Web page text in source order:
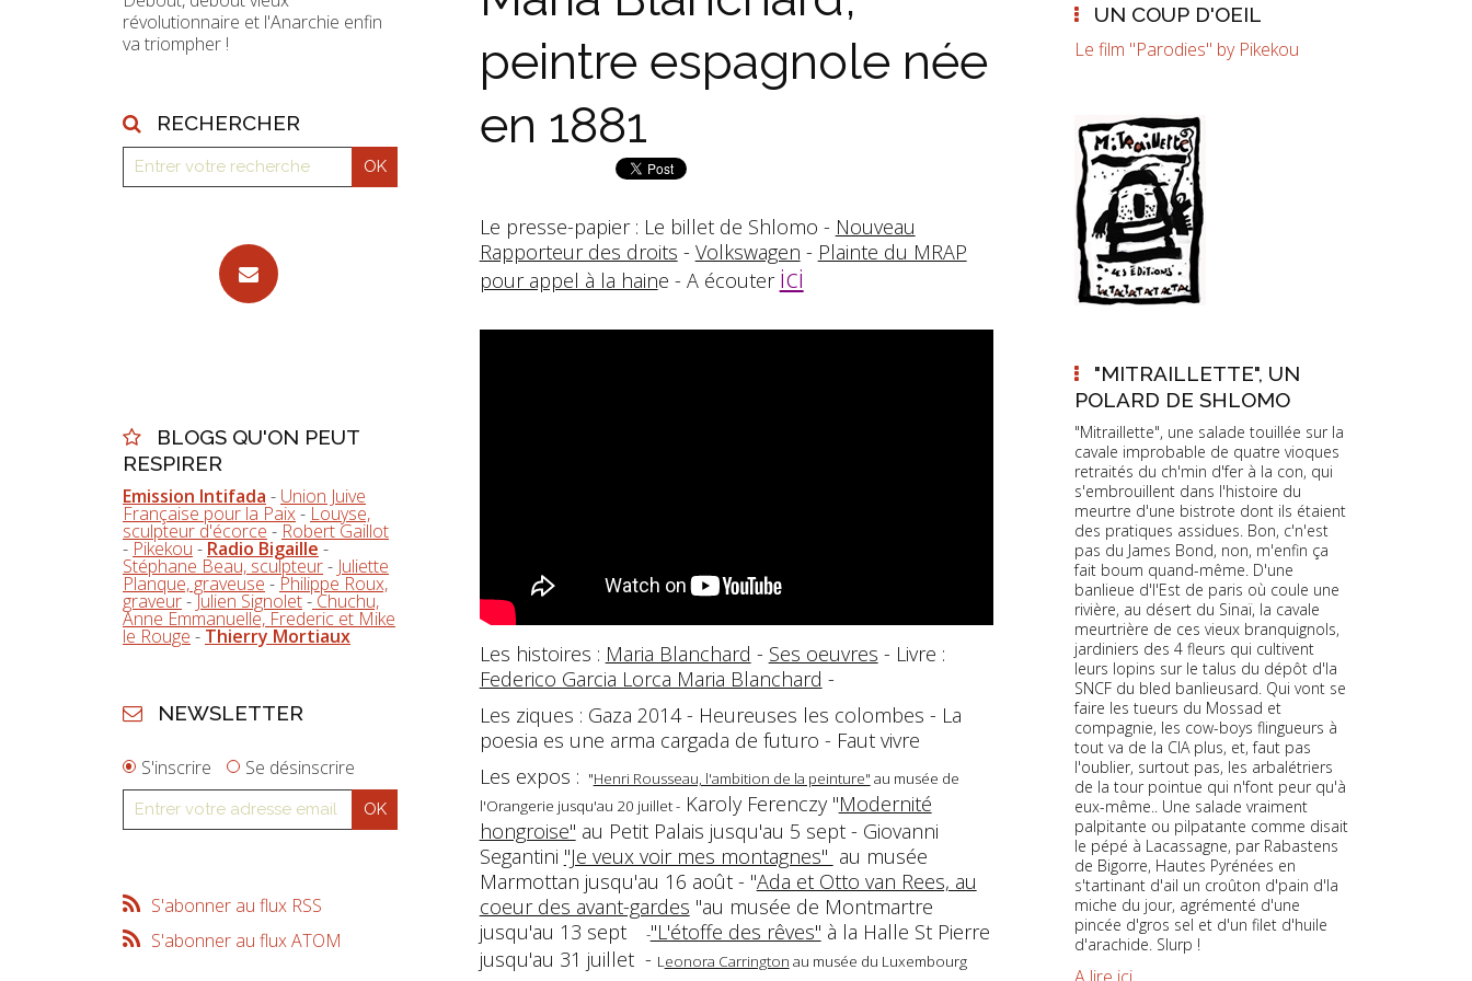
révolutionnaire et l'Anarchie enfin
va triompher !
RECHERCHER
BLOGS QU'ON PEUT
RESPIRER
Emission Intifada - Union Juive
Française pour la Paix- Louyse,
sculpteur d'écorce - Robert Gaillot
- Pikekou - Radio Bigaille -
Stéphane Beau, sculpteur- Juliette
Planque, graveuse - Philippe Roux,
graveur-Julien Signolet- Chuchu,
Anne Emmanuelle, Frederic et Mike
le Rouge - Thierry Mortiaux
NEWSLETTER
S'inscrire Se désinscrire
S'abonner au flux RSS
S'abonner au flux ATOM
peintre espagnole née
en 1881
Le presse-papier : Le billet de Shlomo - Nouveau
Rapporteur des droits - Volkswagen - Plainte du MRAP
pour appel à la haine - A écouter ici
Les histoires : Maria Blanchard - Ses oeuvres - Livre :
Federico Garcia Lorca Maria Blanchard -
Les ziques : Gaza 2014 - Heureuses les colombes - La
poesia es une arma cargada de futuro - Faut vivre
Les expos : "Henri Rousseau, l'ambition de la peinture" au musée de
l'Orangerie jusqu'au 20 juillet -Karoly Ferenczy "Modernité
hongroise" au Petit Palais jusqu'au 5 sept - Giovanni
Segantini "Je veux voir mes montagnes" au musée
Marmottan jusqu'au 16 août - "Ada et Otto van Rees, au
coeur des avant-gardes "au musée de Montmartre
jusqu'au 13 sept
-"L'étoffe des rêves" à la Halle St Pierre
jusqu'au 31 juillet - Leonora Carrington au musée du Luxembourg
UN COUP D'OEIL
Le film "Parodies" by Pikekou
"MITRAILLETTE", UN
POLARD DE SHLOMO
"Mitraillette", une salade touillée sur la
cavale improbable de quatre vioques
retraités du ch'min d'fer à la con, qui
s'embrouillent dans l'histoire du
meurtre d'une bistrote dont ils étaient
des pratiques assidues. Bon, c'n'est
pas du James Bond, non, m'enfin ça
fait boum quand-même. D'une
banlieue d'l'Est de paris où coule une
rivière, au désert du Sinaï, la cavale
meurtrière de ces vieux branquignols,
jardiniers des 4 fleurs qui cultivent
leurs lopins sur le talus du dépôt d'la
SNCF du bled banlieusard. Qui vont se
faire les tueurs du Mossad et
compagnie, les cow-boys flingueurs à
tout va de la CIA plus, et, faut pas
l'oublier, surtout pas, les arbalétriers
de la tour pointue qui n'font peur qu'à
eux-même.. Une salade vraiment
palpitante ou pilpatante comme disait
le pépé à Lacassagne, par Rabastens
de Bigorre, Hautes Pyrénées en
s'tartinant d'ail un croûton d'pain d'la
miche du jour, agrémenté d'une
pincée d'gros sel et d'un filet d'huile
d'arachide. Slurp !